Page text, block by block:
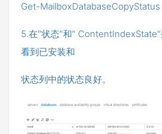
Get-MailboxDatabaseCopyStatus
5.在"状态"和"
看到已安装和
状态列中的状态良好。